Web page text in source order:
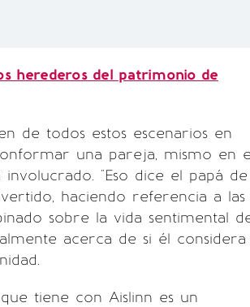
herederos del patrimonio de
de todos estos escenarios en
una pareja, mismo en
involucrado. "Eso dice el papá de
haciendo referencia a las
sobre la vida sentimental
acerca de si él considera
tiene con Aislinn es un